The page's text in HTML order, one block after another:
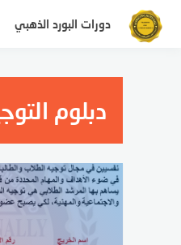
التجاوز
المحتوى
دورات البورد الذهبي
دبلوم